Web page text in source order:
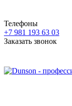
Телефоны
+7 981 193 63 03
Заказать звонок